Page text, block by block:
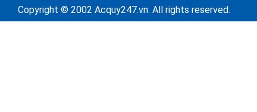
Copyright © 2002 Acquy247.vn. All rights reserved.